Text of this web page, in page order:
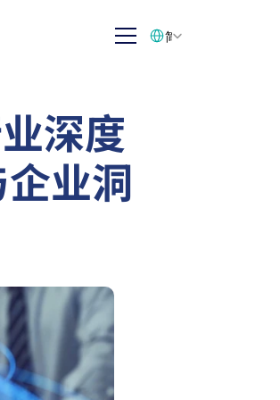
深度
业洞
简体中文